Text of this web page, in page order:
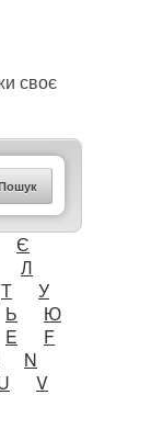
своє
Є
Л
Т
У
Ь
Ю
E
F
N
V